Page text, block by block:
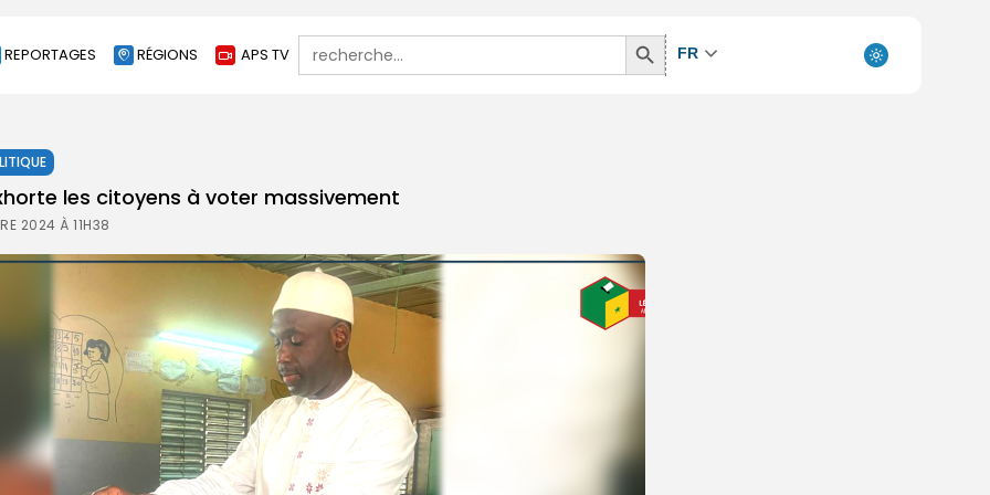
REPORTAGES RÉGIONS APS TV
Search
for:
Search
Button
FR
les citoyens à voter massivement
2024 À 11H38